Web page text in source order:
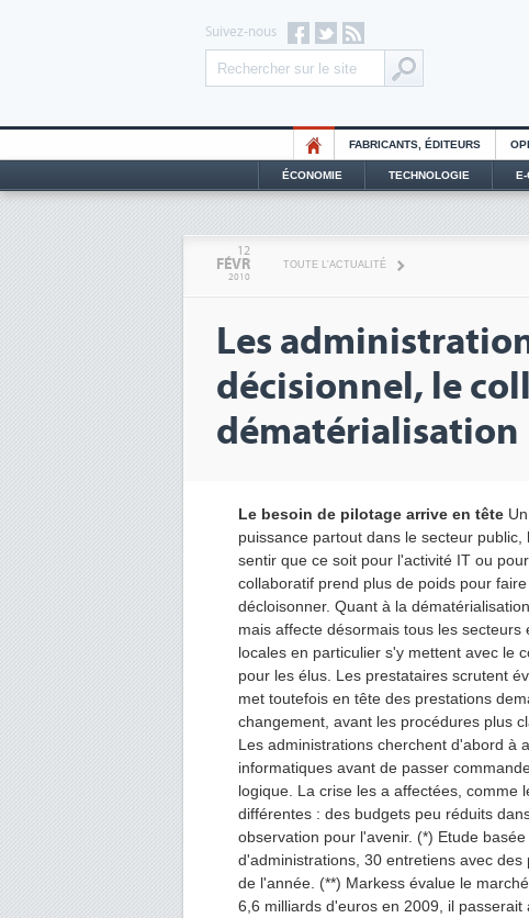
Suivez-nous
FABRICANTS, ÉDITEURS
ÉCONOMIE TECHNOLOGIE E-
12
FÉVR
2010
TOUTE L'ACTUALITÉ
Les
décisionnel, le
dématérialisation
Le besoin de pilotage arrive en tête
puissance partout dans le secteur
sentir que ce soit pour l'activité IT ou
collaboratif prend plus de poids pour
décloisonner. Quant à la
mais affecte désormais tous les
locales en particulier s'y mettent avec le
pour les élus. Les prestataires scrutent
met toutefois en tête des prestations
changement, avant les procédures plus
Les administrations cherchent d'abord à
informatiques avant de passer
logique. La crise les a affectées, comme
différentes : des budgets peu réduits
observation pour l'avenir. (*) Etude
d'administrations, 30 entretiens avec
de l'année. (**) Markess évalue le
6,6 milliards d'euros en 2009, il